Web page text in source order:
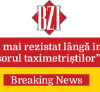
mai rezistat lângă
Breaking News